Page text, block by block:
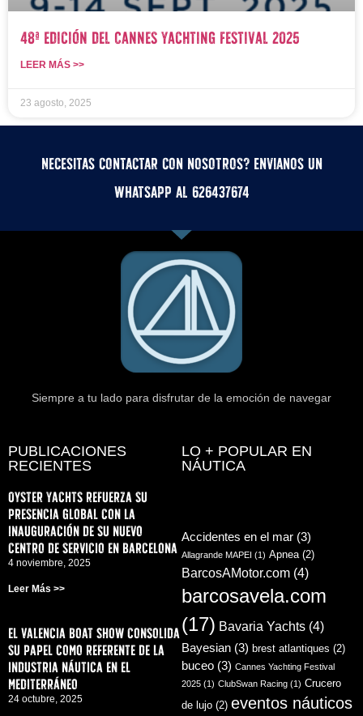
48ª edición del Cannes Yachting Festival 2025
LEER MÁS >>
23 agosto, 2025
Necesitas contactar con nosotros? Envianos un
whatsApp al 626437674
Siempre a tu lado para disfrutar de la emoción de navegar
PUBLICACIONES
RECIENTES
Oyster Yachts refuerza su
presencia global con la
inauguración de su nuevo
centro de servicio en Barcelona
4 noviembre, 2025
Leer Más >>
El Valencia Boat Show consolida
su papel como referente de la
industria náutica en el
Mediterráneo
24 octubre, 2025
LO + POPULAR EN
NÁUTICA
Accidentes en el mar (3)
Allagrande MAPEI (1) Apnea (2)
BarcosAMotor.com (4)
barcosavela.com
(17) Bavaria Yachts (4)
Bayesian (3) brest atlantiques (2)
buceo (3) Cannes Yachting Festival
2025 (1) ClubSwan Racing (1) Crucero
de lujo (2) eventos náuticos